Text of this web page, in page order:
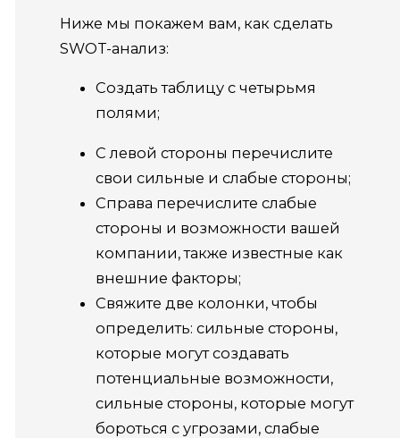
Ниже мы покажем вам, как сделать
SWOT-анализ:
Создать таблицу с четырьмя
полями;
С левой стороны перечислите
свои сильные и слабые стороны;
Справа перечислите слабые
стороны и возможности вашей
компании, также известные как
внешние факторы;
Свяжите две колонки, чтобы
определить: сильные стороны,
которые могут создавать
потенциальные возможности,
сильные стороны, которые могут
бороться с угрозами, слабые